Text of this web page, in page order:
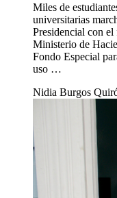
Miles de
universitarias
Presidencial con
Ministerio de
Fondo Especial
uso …
Nidia Burgos